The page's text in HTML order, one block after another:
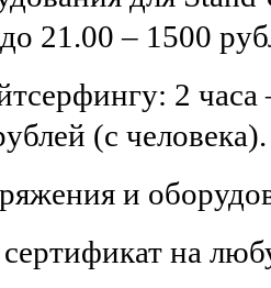
21.00 – 1500
2
(с человека).
и
на